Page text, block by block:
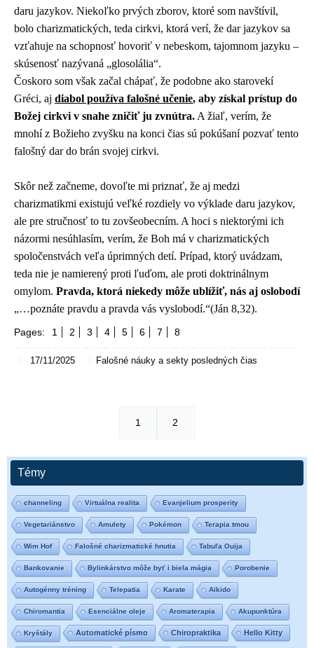
daru jazykov. Niekoľko prvých zborov, ktoré som navštívil,
bolo charizmatických, teda cirkvi, ktorá verí, že dar jazykov sa
vzťahuje na schopnosť hovoriť v nebeskom, tajomnom jazyku –
skúsenosť nazývaná „glosolália“.
Čoskoro som však začal chápať, že podobne ako starovekí
Gréci, aj diabol používa falošné učenie, aby získal prístup do
Božej cirkvi v snahe zničiť ju zvnútra. A žiaľ, verím, že
mnohí z Božieho zvyšku na konci čias sú pokúšaní pozvať tento
falošný dar do brán svojej cirkvi.
Skôr než začneme, dovoľte mi priznať, že aj medzi
charizmatikmi existujú veľké rozdiely vo výklade daru jazykov,
ale pre stručnosť to tu zovšeobecním. A hoci s niektorými ich
názormi nesúhlasím, verím, že Boh má v charizmatických
spoločenstvách veľa úprimných detí. Prípad, ktorý uvádzam,
teda nie je namierený proti ľuďom, ale proti doktrinálnym
omylom. Pravda, ktorá niekedy môže ublížiť, nás aj oslobodí
„…poznáte pravdu a pravda vás vyslobodí.“(Ján 8,32).
Pages: 1 2 3 4 5 6 7 8
17/11/2025 Falošné náuky a sekty posledných čias
1 2
Témy
channeling Virtuálna realita Evanjelium prosperity
Vegetariánstvo Amulety Pokémon Terapia tmou
Wim Hof Falošné charizmatické hnutia Tabuľa Ouija
Bankovanie Bylinkárstvo môže byť i biela mágia Porobenie
Autogénny tréning Telepatia Karate Aikido
Chiromantia Esenciálne oleje Aromaterapia Akupunktúra
Kryštály Automatické písmo Chiropraktika Hello Kitty